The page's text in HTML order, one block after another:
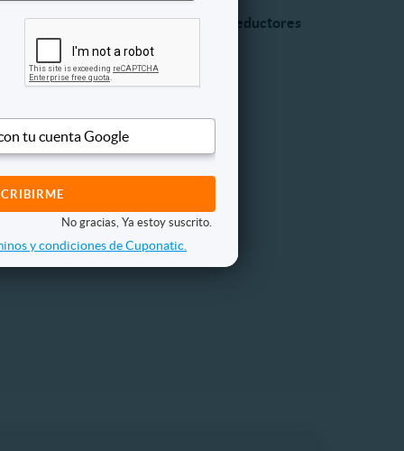
tu cuenta Google
No gracias, Ya estoy suscrito.
y condiciones de Cuponatic.
y estilo
Tratamientos reductores